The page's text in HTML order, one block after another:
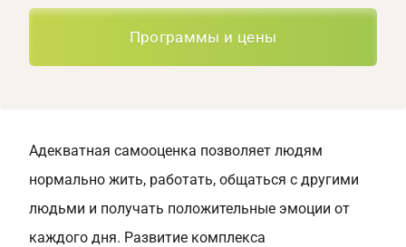
Программы и цены
Адекватная самооценка позволяет людям
нормально жить, работать, общаться с другими
людьми и получать положительные эмоции от
каждого дня. Развитие комплекса